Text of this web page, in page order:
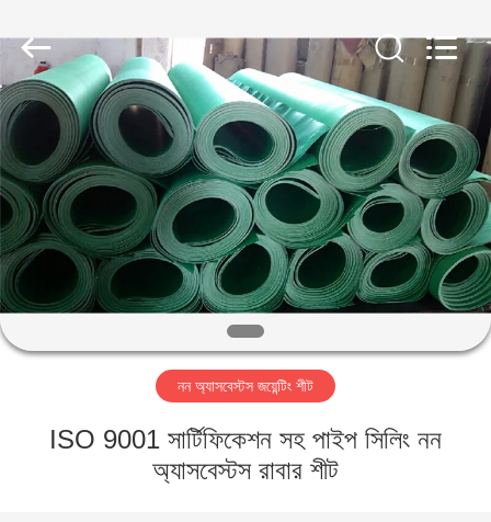
বাড়ি
পণ্য
আমাদের
সম্পর্কে
কারখানা
Friction
Materials
Ltd..
All
Rights
Reserved.
নন অ্যাসবেস্টস জয়েন্টিং শীট
ISO 9001 সার্টিফিকেশন সহ পাইপ সিলিং নন
অ্যাসবেস্টস রাবার শীট